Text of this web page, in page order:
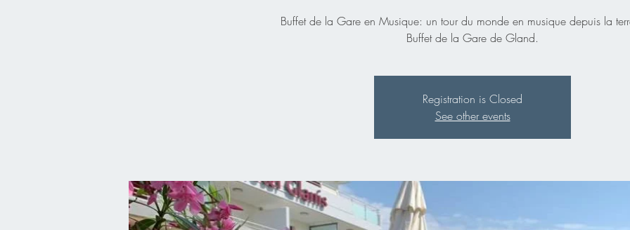
Buffet de la Gare en Musique: un tour du monde en musique depuis la
Buffet de la Gare de Gland.
Registration is Closed
See other events